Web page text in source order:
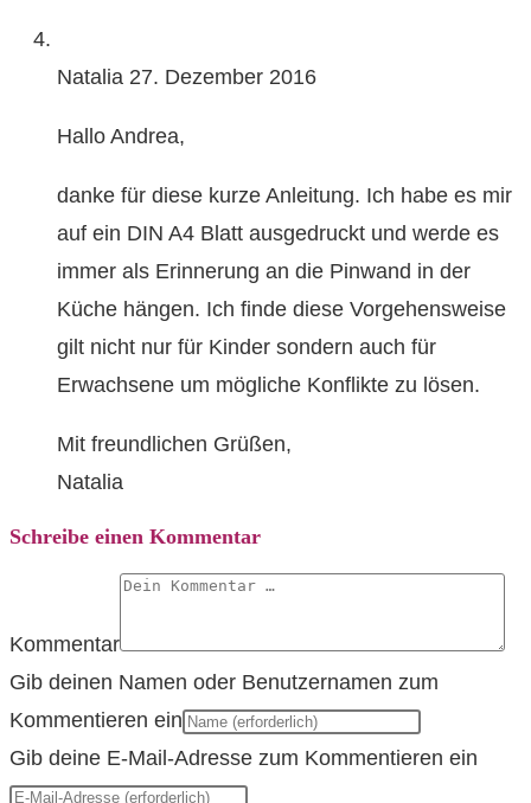
Natalia 27. Dezember 2016
Hallo Andrea,
danke für diese kurze Anleitung. Ich habe es mir
auf ein DIN A4 Blatt ausgedruckt und werde es
immer als Erinnerung an die Pinwand in der
Küche hängen. Ich finde diese Vorgehensweise
gilt nicht nur für Kinder sondern auch für
Erwachsene um mögliche Konflikte zu lösen.
Mit freundlichen Grüßen,
Natalia
Schreibe einen Kommentar
Kommentar
Gib deinen Namen oder Benutzernamen zum
Kommentieren ein
Gib deine E-Mail-Adresse zum Kommentieren ein